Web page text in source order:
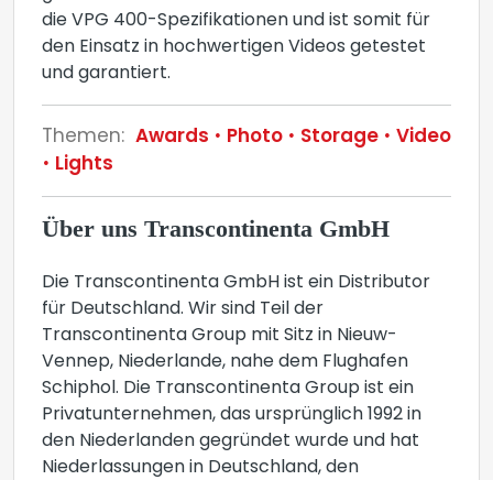
die VPG 400-Spezifikationen und ist somit für
den Einsatz in hochwertigen Videos getestet
und garantiert.
Themen: Awards Photo Storage
Video
Lights
Über uns Transcontinenta GmbH
Die Transcontinenta GmbH ist ein Distributor
für Deutschland. Wir sind Teil der
Transcontinenta Group mit Sitz in Nieuw-
Vennep, Niederlande, nahe dem Flughafen
Schiphol. Die Transcontinenta Group ist ein
Privatunternehmen, das ursprünglich 1992 in
den Niederlanden gegründet wurde und hat
Niederlassungen in Deutschland, den